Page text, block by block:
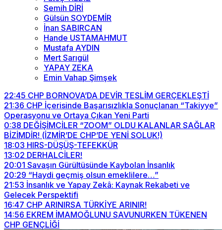
Semih DİRİ
Gülsün SOYDEMİR
İnan SABIRCAN
Hande USTAMAHMUT
Mustafa AYDIN
Mert Sarıgül
YAPAY ZEKA
Emin Vahap Şimşek
22:45 CHP BORNOVA’DA DEVİR TESLİM GERÇEKLEŞTİ
21:36 CHP İçerisinde Başarısızlıkla Sonuçlanan “Takiyye”
Operasyonu ve Ortaya Çıkan Yeni Parti
0:38 DEĞİŞİMCİLER “ZOOM” OLDU KALANLAR SAĞLAR
BİZİMDİR! (İZMİR’DE CHP’DE YENİ SOLUK!)
18:03 HIRS-DÜŞÜŞ-TEFEKKÜR
13:02 DERHALCİLER!
20:01 Savaşın Gürültüsünde Kaybolan İnsanlık
20:29 “Haydi geçmiş olsun emeklilere…”
21:53 İnsanlık ve Yapay Zekâ: Kaynak Rekabeti ve
Gelecek Perspektifi
16:47 CHP ARINIRSA TÜRKİYE ARINIR!
14:56 EKREM İMAMOĞLUNU SAVUNURKEN TÜKENEN
CHP GENÇLİĞİ